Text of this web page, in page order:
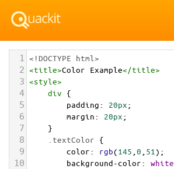
1 <!DOCTYPE html>
2 <title>Color Example</title>
3 <style>
4 div {
5 padding: 20px;
6 margin: 20px;
7 }
8 .textColor {
9 color: rgb(145 0 51 );
10 background-color: white